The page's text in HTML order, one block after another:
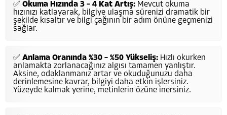
✅ Okuma Hızında 3 – 4 Kat Artış: Mevcut okuma
hızınızı katlayarak, bilgiye ulaşma sürenizi dramatik bir
şekilde kısaltır ve bilgi çağının bir adım önüne geçmenizi
sağlar.
✅ Anlama Oranında %30 – %50 Yükseliş: Hızlı okurken
anlamakta zorlanacağınız algısı tamamen yanlıştır.
Aksine, odaklanmanız artar ve okuduğunuzu daha
derinlemesine kavrar, bilgiyi daha etkin işlersiniz.
Yüzeyde kalmak yerine, metinlerin özüne inersiniz.